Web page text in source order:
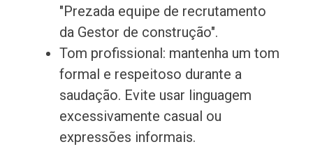
"Prezada equipe de recrutamento
da Gestor de construção".
Tom profissional: mantenha um tom
formal e respeitoso durante a
saudação. Evite usar linguagem
excessivamente casual ou
expressões informais.